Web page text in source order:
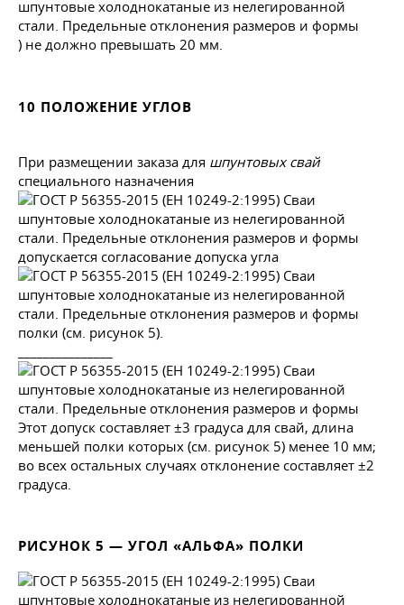
) не должно превышать 20 мм.
10 ПОЛОЖЕНИЕ УГЛОВ
При размещении заказа для шпунтовых свай
специального назначения
допускается согласование допуска угла
полки (см. рисунок 5).
Этот допуск составляет ±3 градуса для свай, длина
меньшей полки которых (см. рисунок 5) менее 10 мм;
во всех остальных случаях отклонение составляет ±2
градуса.
РИСУНОК 5 — УГОЛ «АЛЬФА» ПОЛКИ